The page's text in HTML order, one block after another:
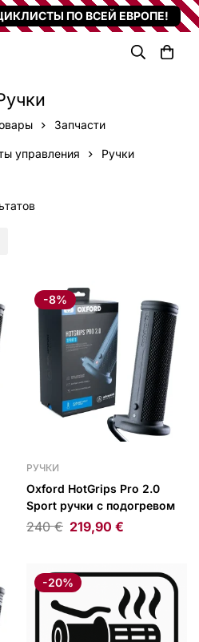
ПО ВСЕЙ ЕВРОПЕ!
Запчасти
управления Ручки
-8%
РУЧКИ
Oxford HotGrips Pro 2.0
Sport ручки с подогревом
240€ 219,90 €
-20%